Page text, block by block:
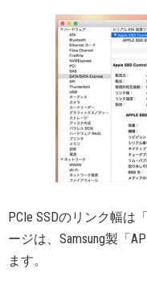
PCIe SSDのリンク幅は
ージは、Samsung製「
ます。